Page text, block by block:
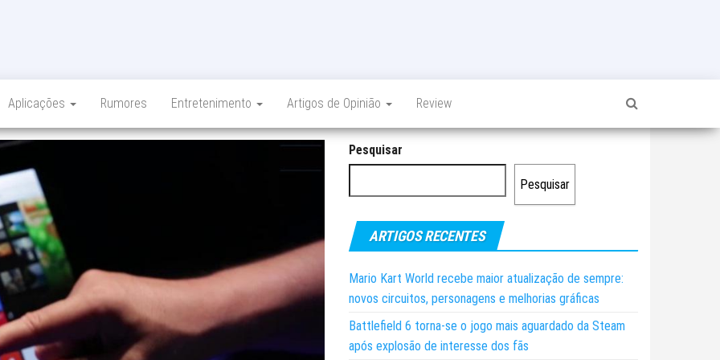
Aplicações Rumores Entretenimento Artigos de Opinião Review
Pesquisar
Pesquisar
ARTIGOS RECENTES
Mario Kart World recebe maior atualização de sempre:
novos circuitos, personagens e melhorias gráficas
Battlefield 6 torna-se o jogo mais aguardado da Steam
após explosão de interesse dos fãs